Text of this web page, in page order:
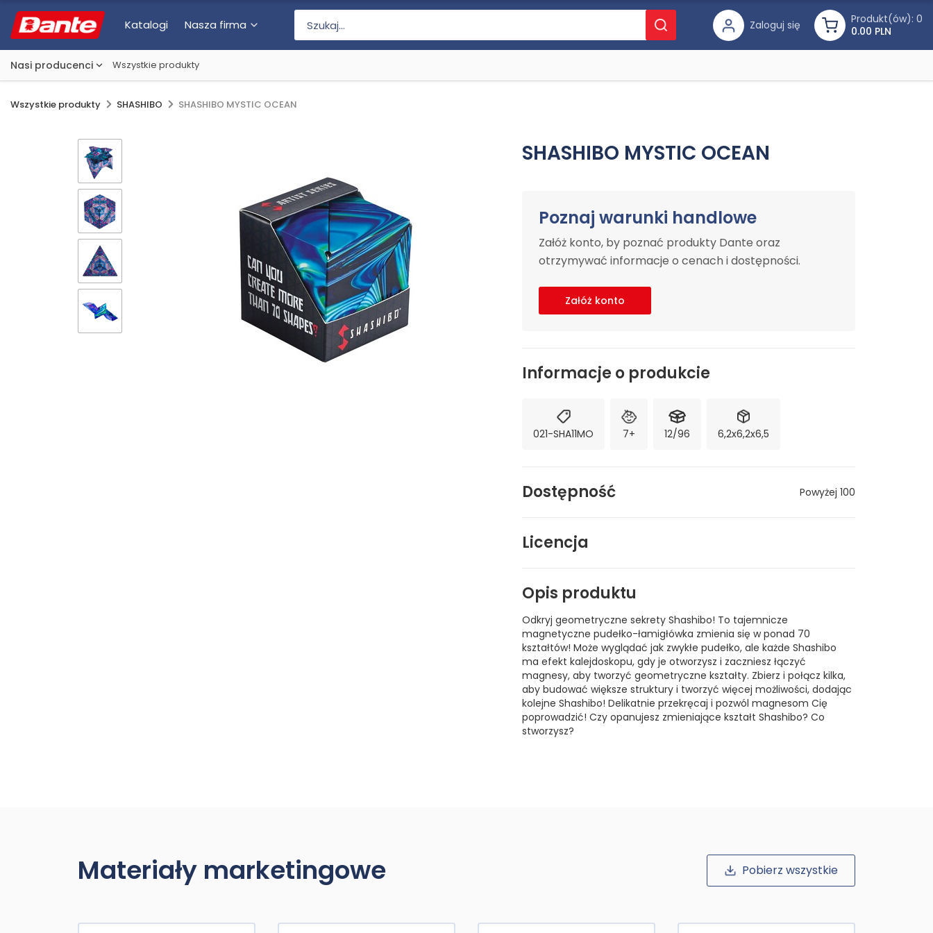
Katalogi Nasza firma Produkt(ów): 0
0.00 PLN
Nasi producenci Wszystkie produkty
Zaloguj się
Wszystkie produkty SHASHIBO SHASHIBO MYSTIC OCEAN
SHASHIBO MYSTIC OCEAN
Poznaj warunki handlowe
Załóż konto, by poznać produkty Dante oraz
otrzymywać informacje o cenach i dostępności.
Załóż konto
Informacje o produkcie
021-SHA11MO 7+ 12/96 6,2x6,2x6,5
Dostępność Powyżej 100
Licencja
Opis produktu
Odkryj geometryczne sekrety Shashibo! To tajemnicze
magnetyczne pudełko-łamigłówka zmienia się w ponad 70
kształtów! Może wyglądać jak zwykłe pudełko, ale każde Shashibo
ma efekt kalejdoskopu, gdy je otworzysz i zaczniesz łączyć
magnesy, aby tworzyć geometryczne kształty. Zbierz i połącz kilka,
aby budować większe struktury i tworzyć więcej możliwości, dodając
kolejne Shashibo! Delikatnie przekręcaj i pozwól magnesom Cię
poprowadzić! Czy opanujesz zmieniające kształt Shashibo? Co
stworzysz?
Materiały marketingowe Pobierz wszystkie